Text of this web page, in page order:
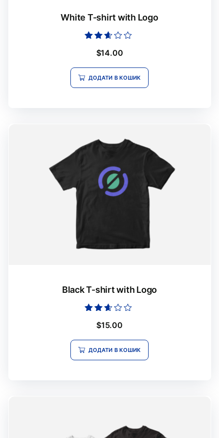
White T-shirt with Logo
в
з 5
$14.00
ДОДАТИ В КОШИК
Black T-shirt with Logo
в
з 5
$15.00
ДОДАТИ В КОШИК